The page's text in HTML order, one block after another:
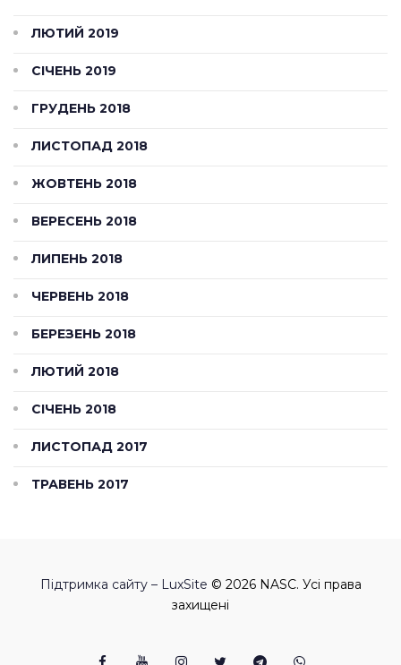
ЛЮТИЙ 2019
СІЧЕНЬ 2019
ГРУДЕНЬ 2018
ЛИСТОПАД 2018
ЖОВТЕНЬ 2018
ВЕРЕСЕНЬ 2018
ЛИПЕНЬ 2018
ЧЕРВЕНЬ 2018
БЕРЕЗЕНЬ 2018
ЛЮТИЙ 2018
СІЧЕНЬ 2018
ЛИСТОПАД 2017
ТРАВЕНЬ 2017
Підтримка сайту – LuxSite © 2026 NASC. Усі права
захищені